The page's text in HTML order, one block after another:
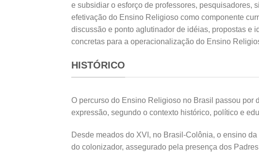
e subsidiar o esforço de professores, pesquisadores,
efetivação do Ensino Religioso como componente
discussão e ponto aglutinador de idéias, propostas e
concretas para a operacionalização do Ensino
HISTÓRICO
O percurso do Ensino Religioso no Brasil passou por
expressão, segundo o contexto histórico, político e
Desde meados do XVI, no Brasil-Colônia, o ensino
do colonizador, assegurado pela presença dos